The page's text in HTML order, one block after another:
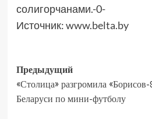
солигорчанами.-0-
Источник:www.belta.by
Предыдущий
«Столица» разгромила
Беларуси по мини-футболу